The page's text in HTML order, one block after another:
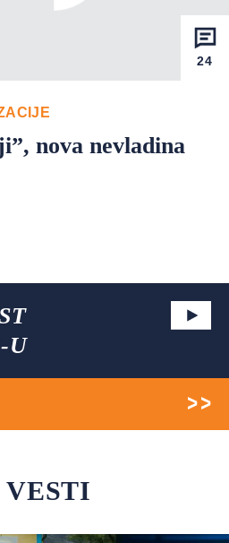
24
nova nevladina
U
VESTI